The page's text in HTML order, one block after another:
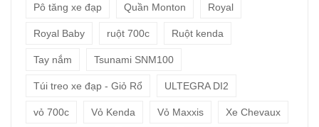
Pô tăng xe đạp Quần Monton Royal
Royal Baby ruột 700c Ruột kenda
Tay nắm Tsunami SNM100
Túi treo xe đạp - Giỏ Rổ ULTEGRA DI2
vỏ 700c Vỏ Kenda Vỏ Maxxis Xe Chevaux